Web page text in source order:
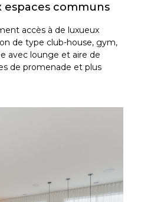
espaces communs
accès à de luxueux
de type club-house, gym,
avec lounge et aire de
de promenade et plus